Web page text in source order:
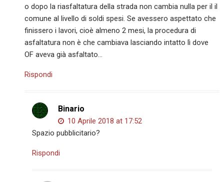
o dopo la riasfaltatura della strada non cambia nulla per il il
comune al livello di soldi spesi. Se avessero aspettato che
finissero i lavori, cioè almeno 2 mesi, la procedura di
asfaltatura non è che cambiava lasciando intatto lì dove
OF aveva già asfaltato…
Rispondi
Binario
10 Aprile 2018 at 17:52
Spazio pubblicitario?
Rispondi